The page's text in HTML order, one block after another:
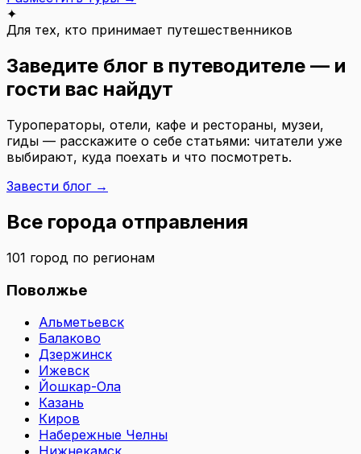
✦
Для тех, кто принимает путешественников
Заведите блог в путеводителе — и
гости вас найдут
Туроператоры, отели, кафе и рестораны, музеи,
гиды — расскажите о себе статьями: читатели уже
выбирают, куда поехать и что посмотреть.
Завести блог →
Все города отправления
101 город по регионам
Поволжье
Альметьевск
Балаково
Дзержинск
Ижевск
Йошкар-Ола
Казань
Киров
Набережные Челны